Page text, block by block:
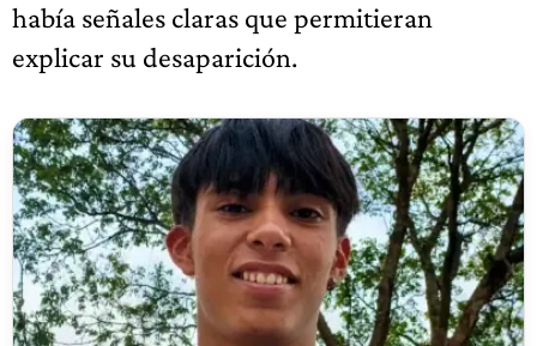
había señales claras que permitieran
explicar su desaparición.